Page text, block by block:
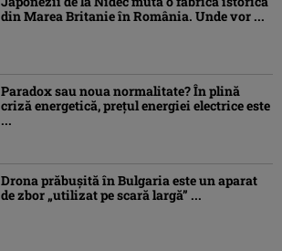
din Marea Britanie în România. Unde vor ...
Paradox sau noua normalitate? În plină
criză energetică, prețul energiei electrice este
...
Drona prăbuşită în Bulgaria este un aparat
de zbor „utilizat pe scară largă” ...